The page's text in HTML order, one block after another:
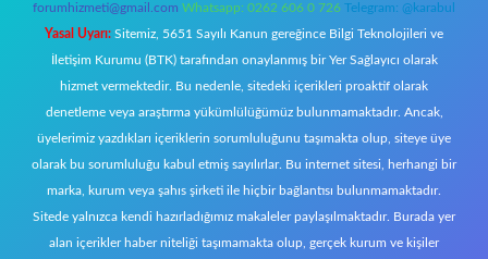
forumhizmeti@gmail.com Whatsapp: 0262 606 0 726 Telegram: @karabul
Yasal Uyarı: Sitemiz, 5651 Sayılı Kanun gereğince Bilgi Teknolojileri ve
İletişim Kurumu (BTK) tarafından onaylanmış bir Yer Sağlayıcı olarak
hizmet vermektedir. Bu nedenle, sitedeki içerikleri proaktif olarak
denetleme veya araştırma yükümlülüğümüz bulunmamaktadır. Ancak,
üyelerimiz yazdıkları içeriklerin sorumluluğunu taşımakta olup, siteye üye
olarak bu sorumluluğu kabul etmiş sayılırlar. Bu internet sitesi, herhangi bir
marka, kurum veya şahıs şirketi ile hiçbir bağlantısı bulunmamaktadır.
Sitede yalnızca kendi hazırladığımız makaleler paylaşılmaktadır. Burada yer
alan içerikler haber niteliği taşımamakta olup, gerçek kurum ve kişiler